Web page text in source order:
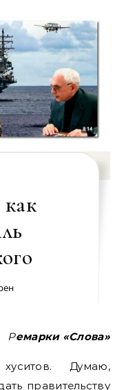
Ремарки «Слова»
Думаю,
правительству